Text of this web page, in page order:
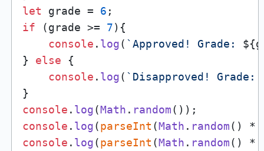
let grade = 6
if (grade >= 7){
console . log( `Approved! Grade:
} else {
console . log( `Disapproved! Grade:
console . log(Math . random
console . log(parseInt (Math . random() *
console . log(parseInt (Math . random() *